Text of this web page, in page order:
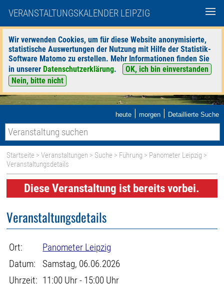
VERANSTALTUNGSKALENDER LEIPZIG
Wir verwenden Cookies, um für diese Website anonymisierte,
statistische Auswertungen der Nutzung mit Hilfe der Statistik-
Software Matomo zu erstellen. Mehr Informationen finden Sie
in unserer Datenschutzerklärung.
OK, ich bin einverstanden
Nein, bitte nicht
heute | morgen | Detaillierte Suche
Startseite >Veranstaltungen > Suche > Führung > Panometer Leipzig >
Veranstaltungsdetails
Diese Veranstaltung ist bereits vorbei.
Veranstaltungsdetails
Ort:
Panometer Leipzig
Datum:
Samstag, 06.06.2026
Uhrzeit: 11:00 Uhr - 15:00 Uhr